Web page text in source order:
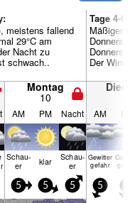
meistens fallend
29°C am
Nacht zu
schwach..
Tage 4-
Mäßiger
Der
Montag
10
AM PM Nacht AM
Schau­
er klar Schau­
er
Gewitter
gefahr
5 5 5 5